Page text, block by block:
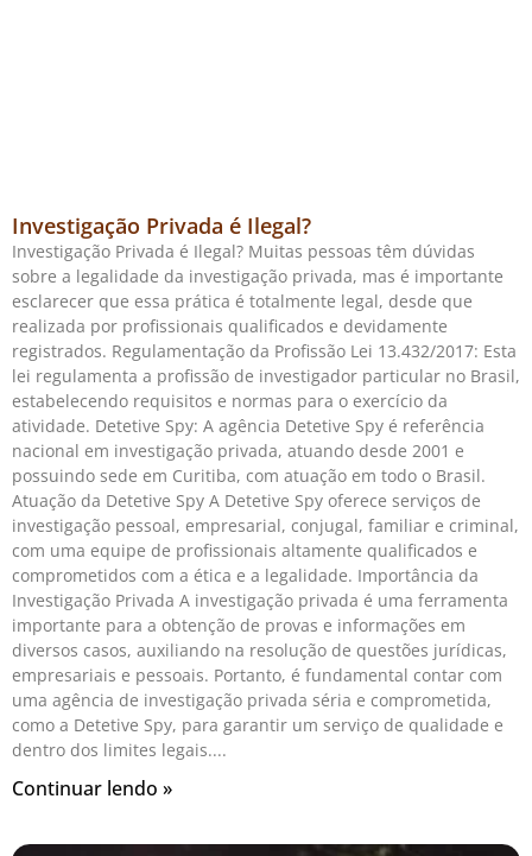
Investigação Privada é Ilegal?
Investigação Privada é Ilegal? Muitas pessoas têm dúvidas
sobre a legalidade da investigação privada, mas é importante
esclarecer que essa prática é totalmente legal, desde que
realizada por profissionais qualificados e devidamente
registrados. Regulamentação da Profissão Lei 13.432/2017: Esta
lei regulamenta a profissão de investigador particular no Brasil,
estabelecendo requisitos e normas para o exercício da
atividade. Detetive Spy: A agência Detetive Spy é referência
nacional em investigação privada, atuando desde 2001 e
possuindo sede em Curitiba, com atuação em todo o Brasil.
Atuação da Detetive Spy A Detetive Spy oferece serviços de
investigação pessoal, empresarial, conjugal, familiar e criminal,
com uma equipe de profissionais altamente qualificados e
comprometidos com a ética e a legalidade. Importância da
Investigação Privada A investigação privada é uma ferramenta
importante para a obtenção de provas e informações em
diversos casos, auxiliando na resolução de questões jurídicas,
empresariais e pessoais. Portanto, é fundamental contar com
uma agência de investigação privada séria e comprometida,
como a Detetive Spy, para garantir um serviço de qualidade e
dentro dos limites legais.
Continuar lendo »